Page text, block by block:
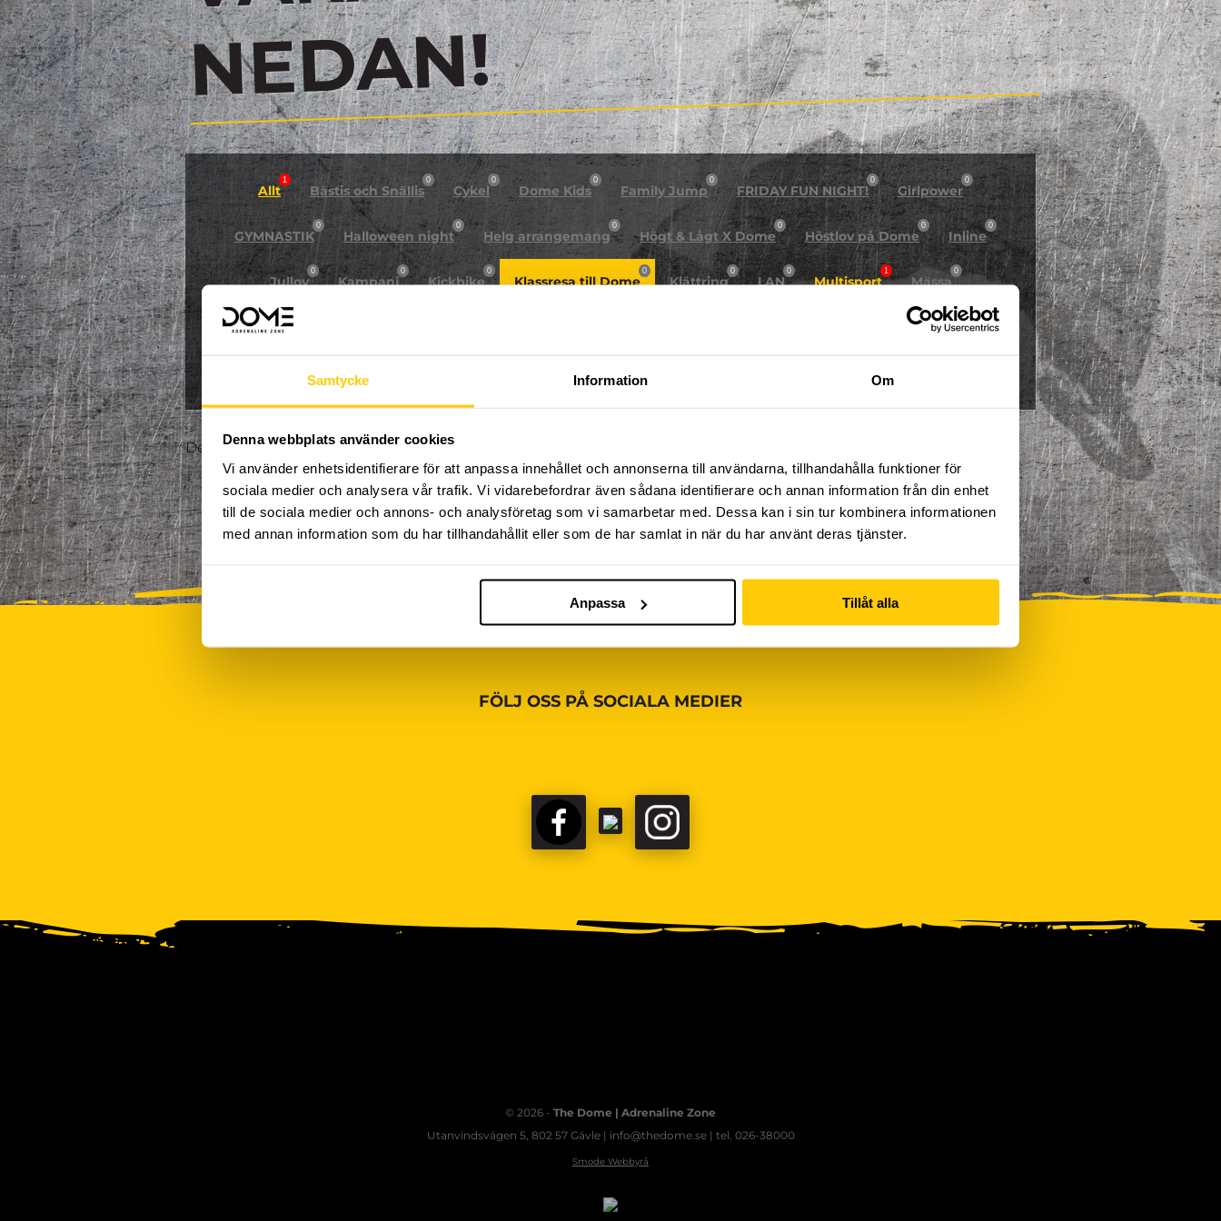
Samtycke Information Om
Denna webbplats använder cookies
Vi använder enhetsidentifierare för att anpassa innehållet och annonserna till användarna, tillhandahålla funktioner för
sociala medier och analysera vår trafik. Vi vidarebefordrar även sådana identifierare och annan information från din enhet
till de sociala medier och annons- och analysföretag som vi samarbetar med. Dessa kan i sin tur kombinera informationen
med annan information som du har tillhandahållit eller som de har samlat in när du har använt deras tjänster.
Anpassa Tillåt alla
N!
Allt
1
Bästis och Snällis
0
Cykel
0
Dome Kids
0
Family Jump
0
FRIDAY FUN NIGHT!
0
Girlpower
0
GYMNASTIK
0
Halloween night
0
Helg arrangemang
0
Högt & Lågt X Dome
0
Höstlov på Dome
0
Inline
0
Jullov
0
Kampanj
0
Kickbike
0
Klassresa till Dome
0
Klättring
0
LAN
0
Multisport
1
Mässa
0
NPF-Träning Skidor/Snowboard
0
Summercamp
Det finns tyvärr inte några aktiviteter ännu, vänligen kom tillbaka senare!
FÖLJ OSS PÅ SOCIALA MEDIER
FACEBOOKTIKTOK
© 2026 - The Dome | Adrenaline Zone
Utanvindsvägen 5, 802 57 Gävle | info@thedome.se | tel. 026-38000
Smode Webbyrå